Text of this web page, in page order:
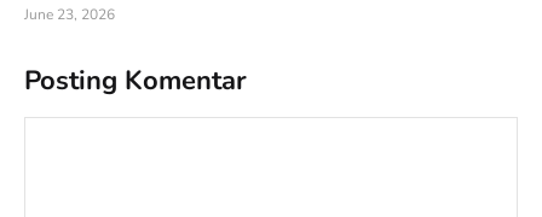
June 23, 2026
Posting Komentar